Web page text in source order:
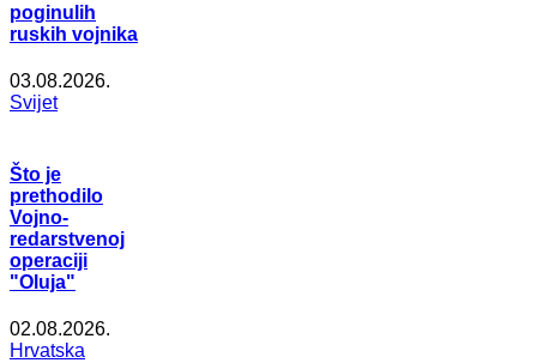
poginulih
ruskih vojnika
03.08.2026.
Svijet
Što je
prethodilo
Vojno-
redarstvenoj
operaciji
"Oluja"
02.08.2026.
Hrvatska